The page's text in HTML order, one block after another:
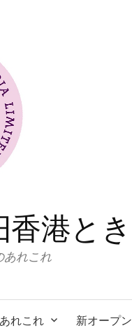
香港と
あれこれ
れこれ 新オープン